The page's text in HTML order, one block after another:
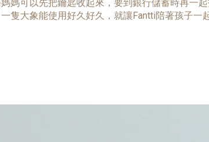
媽可以先把鑰匙收起來，要到銀行儲蓄時再一
隻大象能使用好久好久，就讓Fantti陪著孩子一